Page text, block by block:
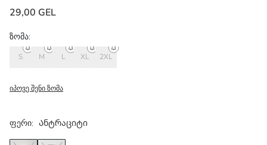
29,00 GEL
ფერი: Ანტრაციტი
ზომა:
S M L XL 2XL
იპოვე შენი ზომა